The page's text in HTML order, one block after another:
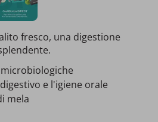
fresco, una digestione
e l'igiene orale
mela